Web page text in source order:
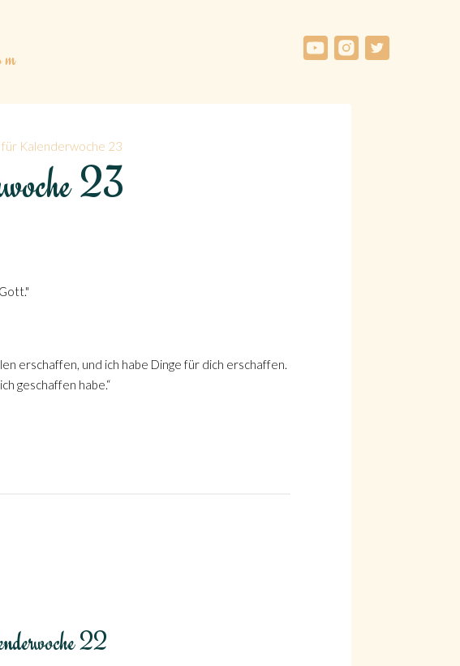
Kalenderwoche 23
23
erschaffen, und ich habe Dinge für dich erschaffen.
geschaffen habe.“
22